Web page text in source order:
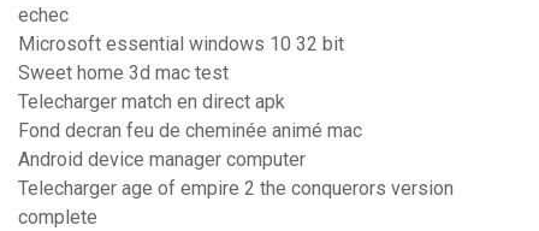
echec
Microsoft essential windows 10 32 bit
Sweet home 3d mac test
Telecharger match en direct apk
Fond decran feu de cheminée animé mac
Android device manager computer
Telecharger age of empire 2 the conquerors version
complete